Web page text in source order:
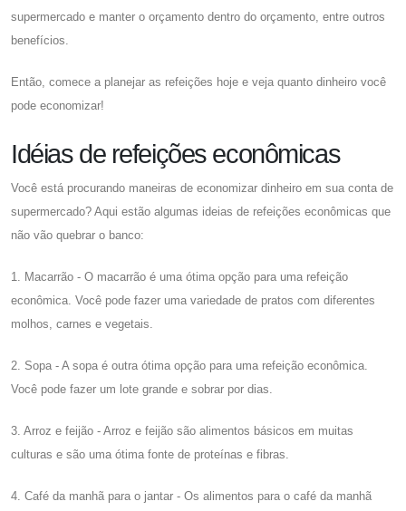
supermercado e manter o orçamento dentro do orçamento, entre outros
benefícios.
Então, comece a planejar as refeições hoje e veja quanto dinheiro você
pode economizar!
Idéias de refeições econômicas
Você está procurando maneiras de economizar dinheiro em sua conta de
supermercado? Aqui estão algumas ideias de refeições econômicas que
não vão quebrar o banco:
1. Macarrão - O macarrão é uma ótima opção para uma refeição
econômica. Você pode fazer uma variedade de pratos com diferentes
molhos, carnes e vegetais.
2. Sopa - A sopa é outra ótima opção para uma refeição econômica.
Você pode fazer um lote grande e sobrar por dias.
3. Arroz e feijão - Arroz e feijão são alimentos básicos em muitas
culturas e são uma ótima fonte de proteínas e fibras.
4. Café da manhã para o jantar - Os alimentos para o café da manhã